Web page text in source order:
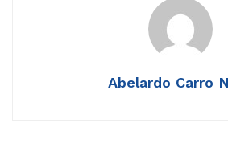
Abelardo Carro